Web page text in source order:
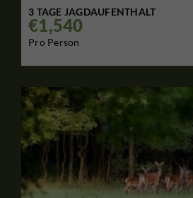
3 TAGE JAGDAUFENTHALT
€1,540
Pro Person